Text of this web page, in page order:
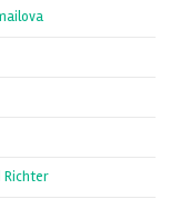
Richter